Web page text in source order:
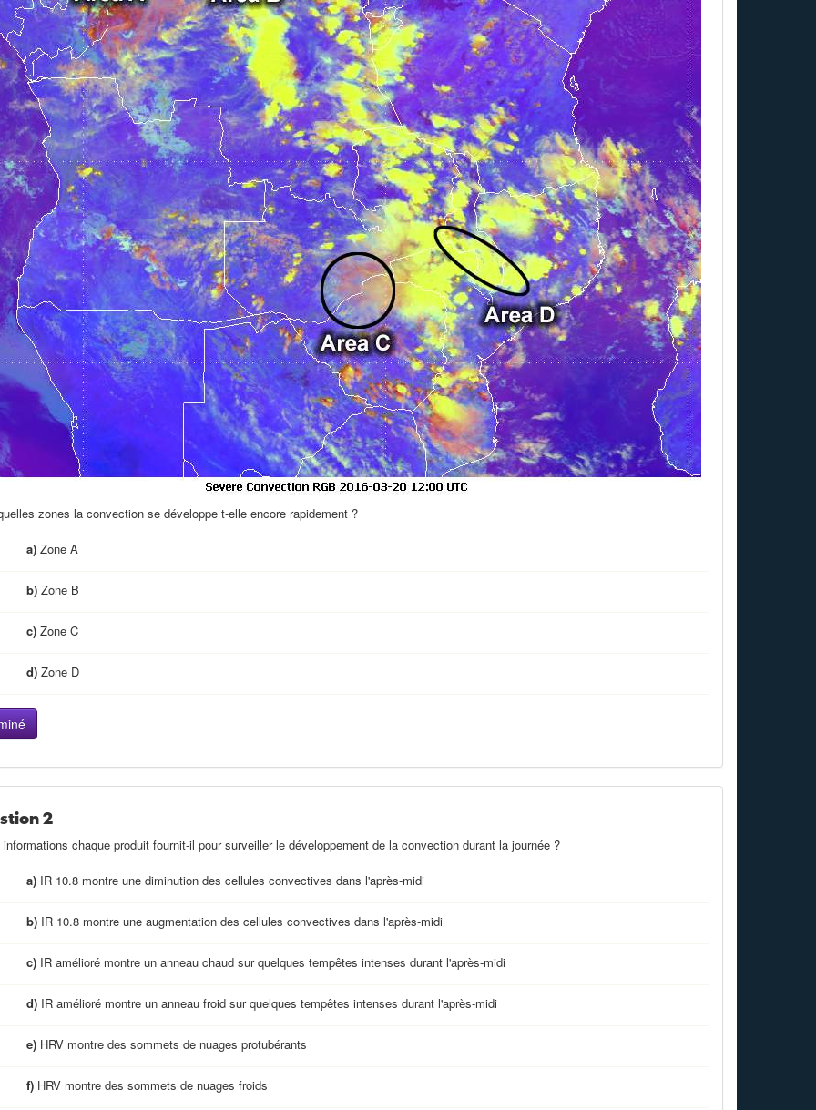
zones la convection se développe t-elle encore rapidement ?
a)Zone A
b)Zone B
c)Zone C
d)Zone D
2
chaque produit fournit-il pour surveiller le développement de la convection durant la journée ?
a) IR 10.8 montre une diminution des cellules convectives dans l'après-midi
b) IR 10.8 montre une augmentation des cellules convectives dans l'après-midi
c) IR amélioré montre un anneau chaud sur quelques tempêtes intenses durant l'après-midi
d) IR amélioré montre un anneau froid sur quelques tempêtes intenses durant l'après-midi
e) HRV montre des sommets de nuages protubérants
f) HRV montre des sommets de nuages froids